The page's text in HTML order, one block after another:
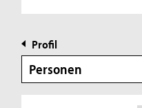
Profil
Personen